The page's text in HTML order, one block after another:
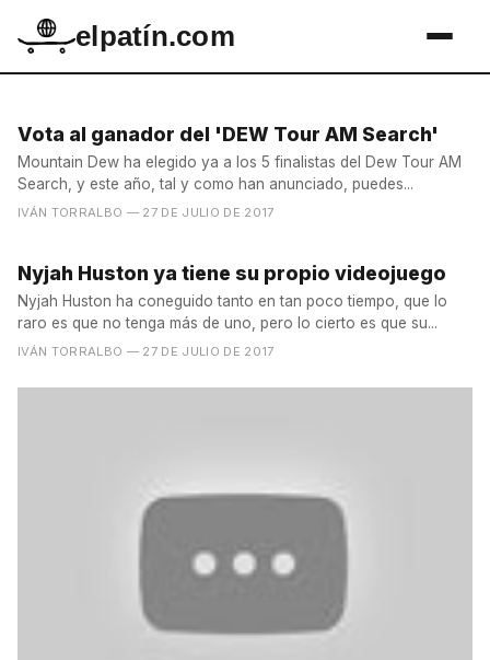
elpatín.com
Vota al ganador del 'DEW Tour AM Search'
Mountain Dew ha elegido ya a los 5 finalistas del Dew Tour AM
Search, y este año, tal y como han anunciado, puedes...
IVÁN TORRALBO — 27 DE JULIO DE 2017
Nyjah Huston ya tiene su propio videojuego
Nyjah Huston ha coneguido tanto en tan poco tiempo, que lo
raro es que no tenga más de uno, pero lo cierto es que su...
IVÁN TORRALBO — 27 DE JULIO DE 2017